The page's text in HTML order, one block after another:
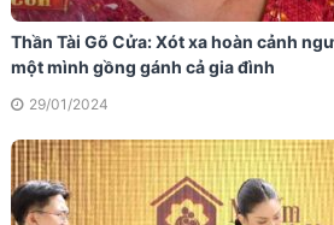
Thần Tài Gõ Cửa: Xót xa hoàn cảnh
một mình gồng gánh cả gia đình
29/01/2024